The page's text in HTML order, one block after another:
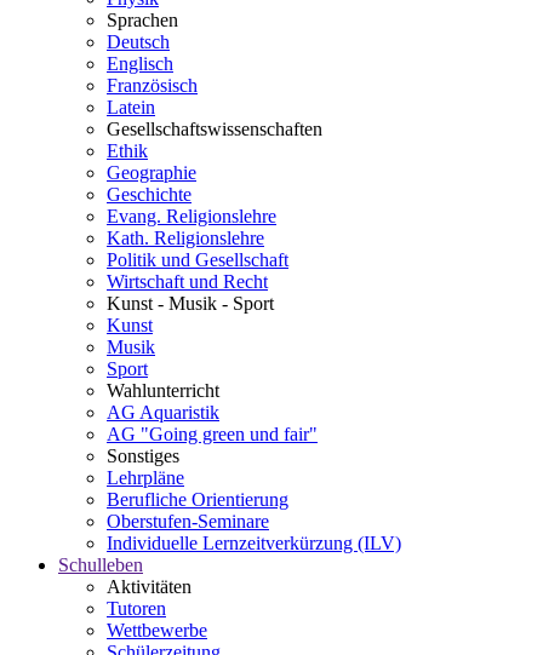
Sprachen
Deutsch
Englisch
Französisch
Latein
Gesellschaftswissenschaften
Ethik
Geographie
Geschichte
Evang. Religionslehre
Kath. Religionslehre
Politik und Gesellschaft
Wirtschaft und Recht
Kunst - Musik - Sport
Kunst
Musik
Sport
Wahlunterricht
AG Aquaristik
AG "Going green und fair"
Sonstiges
Lehrpläne
Berufliche Orientierung
Oberstufen-Seminare
Individuelle Lernzeitverkürzung (ILV)
Schulleben
Aktivitäten
Tutoren
Wettbewerbe